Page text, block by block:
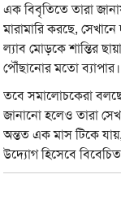
এক বিবৃতিতে তারা
মারামারি করছে,
ল্যাব মোড়কে শান্তির
পৌঁছানোর মতো ব্যাপার।
তবে সমালোচকেরা
জানানো হলেও তারা
অন্তত এক মাস টিকে
উদ্যোগ হিসেবে